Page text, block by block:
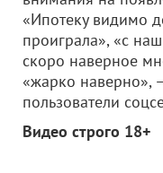
«Ипотеку видимо
проиграла», «с
скоро наверное
«жарко наверно»,
пользователи
Видео строго 18+